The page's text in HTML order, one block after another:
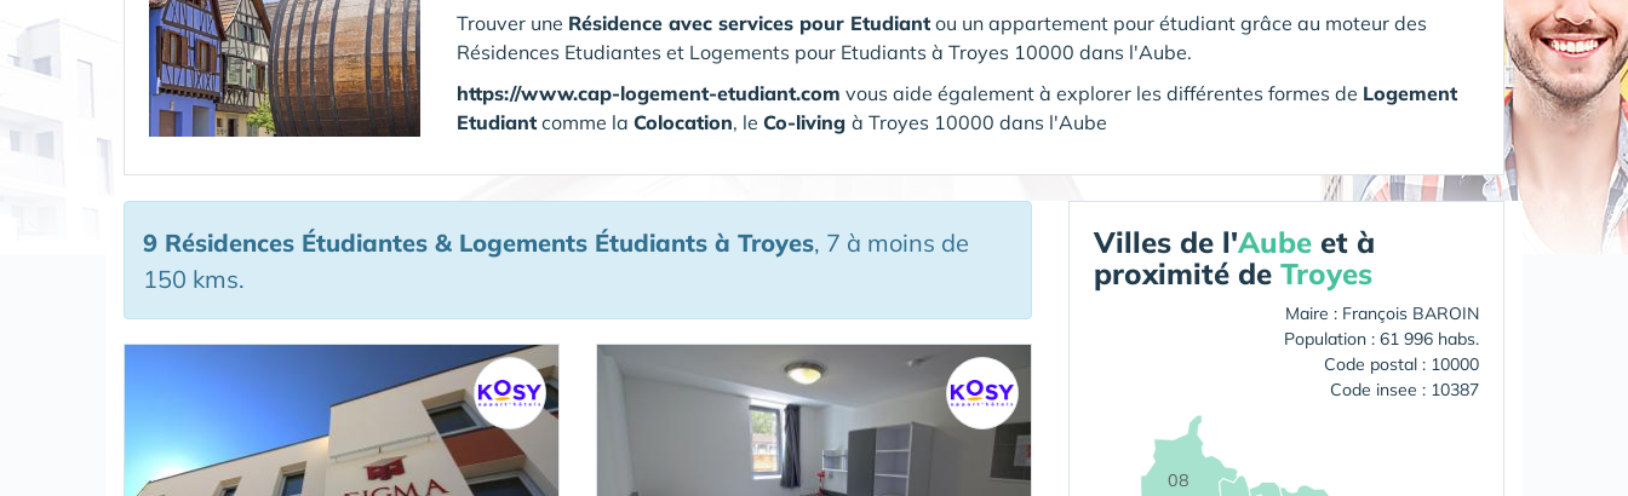
Trouver une Résidence avec services pour Etudiant ou un appartement pour étudiant grâce au moteur des
Résidences Etudiantes et Logements pour Etudiants à Troyes 10000 dans l'Aube.
https://www.cap-logement-etudiant.com vous aide également à explorer les différentes formes de Logement
Etudiant comme la Colocation, le Co-living à Troyes 10000 dans l'Aube
9 Résidences Étudiantes & Logements Étudiants à Troyes, 7 à moins de
150 kms.
Villes de l'Aube et à
proximité de Troyes
Maire : François BAROIN
Population : 61 996 habs.
Code postal : 10000
Code insee : 10387
08